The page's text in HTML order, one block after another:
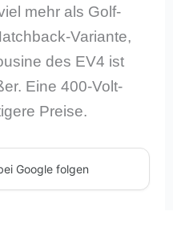
mehr als Golf-
Variante,
des EV4 ist
Eine 400-Volt-
Preise.
Google folgen